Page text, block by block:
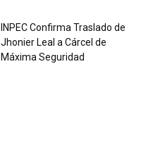
INPEC Confirma Traslado de
Jhonier Leal a Cárcel de
Máxima Seguridad